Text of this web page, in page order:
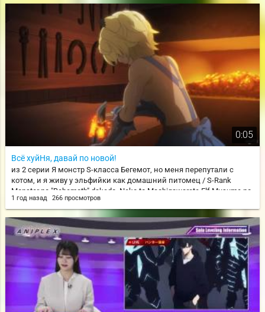
0:05
Всё хуйНя, давай по новой!
из 2 серии Я монстр S-класса Бегемот, но меня перепутали с
котом, и я живу у эльфийки как домашний питомец / S-Rank
Monster no "Behemoth" dakedo, Neko to Machigawarete Elf Musume no
Pet toshite Kurashitemasu
1 год назад 266 просмотров